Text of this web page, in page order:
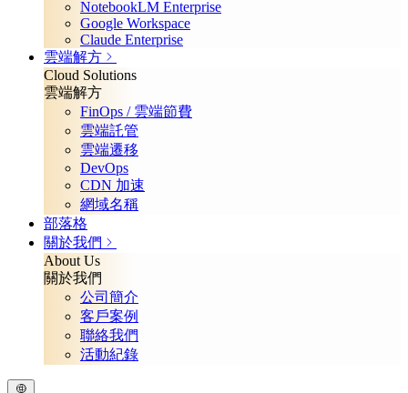
NotebookLM Enterprise
Google Workspace
Claude Enterprise
雲端解方
Cloud Solutions
雲端解方
FinOps / 雲端節費
雲端託管
雲端遷移
DevOps
CDN 加速
網域名稱
部落格
關於我們
About Us
關於我們
公司簡介
客戶案例
聯絡我們
活動紀錄